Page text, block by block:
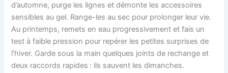
d’automne, purge les lignes et démonte les accessoires
sensibles au gel. Range-les au sec pour prolonger leur vie.
Au printemps, remets en eau progressivement et fais un
test à faible pression pour repérer les petites surprises de
l’hiver. Garde sous la main quelques joints de rechange et
deux raccords rapides : ils sauvent les dimanches.